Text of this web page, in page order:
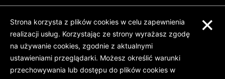
Strona korzysta z plików cookies w celu zapewnienia
realizacji usług. Korzystając ze strony wyrażasz zgodę
na używanie cookies, zgodnie z aktualnymi
ustawieniami przeglądarki. Możesz określić warunki
przechowywania lub dostępu do plików cookies w
×